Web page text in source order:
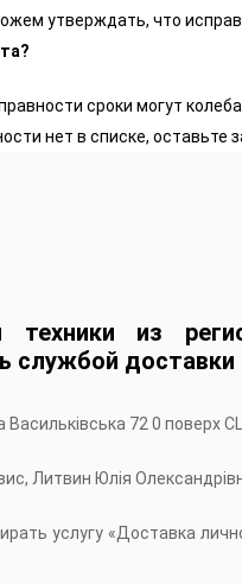
утверждать, что
сроки могут
нет в списке, оставьте
техники из
службой доставки
Васильківська 72 0 поверх
Литвин Юлія
услугу «Доставка